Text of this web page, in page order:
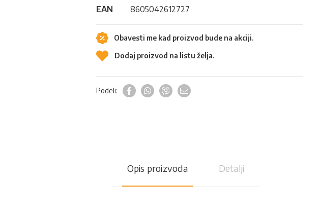
EAN
8605042612727
Obavesti me kad proizvod bude na akciji.
Dodaj proizvod na listu želja.
Podeli:
Opis proizvoda Detalji